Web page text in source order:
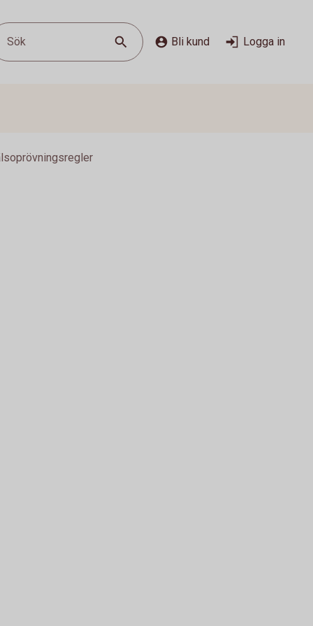
Sök Bli kund Logga in